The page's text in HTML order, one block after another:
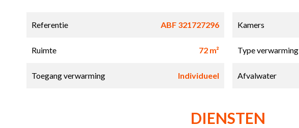
Referentie ABF 321727296 Kamers
Ruimte 72 m² Type verwarming
Toegang verwarming Individueel Afvalwater
DIENSTEN